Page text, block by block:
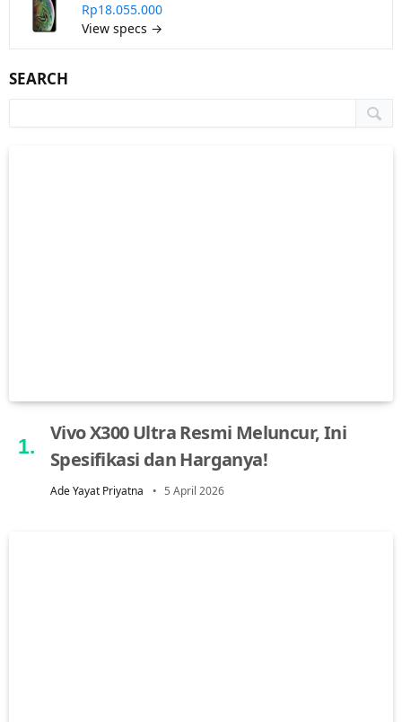
Rp18.055.000
View specs →
SEARCH
Vivo X300 Ultra Resmi Meluncur, Ini
Spesifikasi dan Harganya!
Ade Yayat Priyatna 5 April 2026